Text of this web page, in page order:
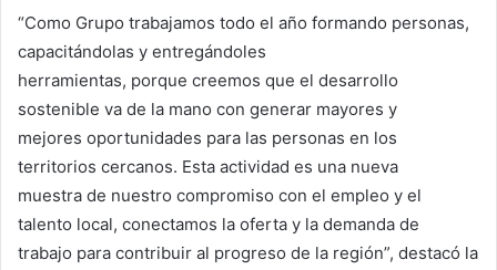
“Como Grupo trabajamos todo el año formando personas,
capacitándolas y entregándoles
herramientas, porque creemos que el desarrollo
sostenible va de la mano con generar mayores y
mejores oportunidades para las personas en los
territorios cercanos. Esta actividad es una nueva
muestra de nuestro compromiso con el empleo y el
talento local, conectamos la oferta y la demanda de
trabajo para contribuir al progreso de la región”, destacó la